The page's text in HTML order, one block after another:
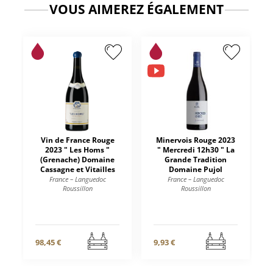
VOUS AIMEREZ ÉGALEMENT
Vin de France Rouge
2023 " Les Homs "
(Grenache) Domaine
Cassagne et Vitailles
France – Languedoc
Roussillon
98,45 €
Minervois Rouge 2023
" Mercredi 12h30 " La
Grande Tradition
Domaine Pujol
France – Languedoc
Roussillon
9,93 €